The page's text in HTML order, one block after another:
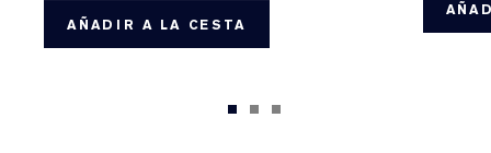
AÑADIR A LA CESTA